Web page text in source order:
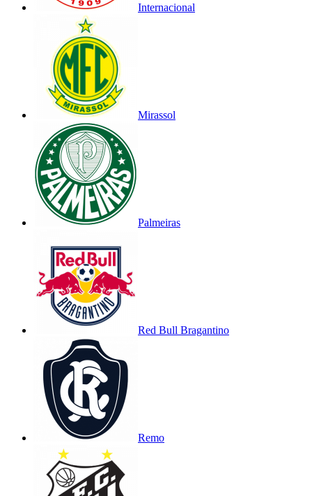
Internacional
Mirassol
Palmeiras
Red Bull Bragantino
Remo